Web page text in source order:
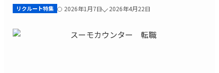
リクルート特集 2026年1月7日 2026年4月22日